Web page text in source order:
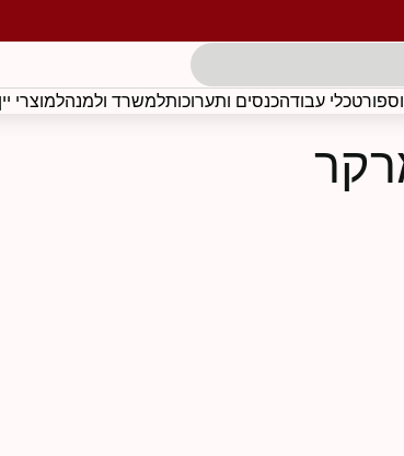
כלי עבודהכנסים ותערוכותלמשרד ולמנהלמוצרי